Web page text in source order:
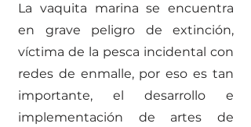
La vaquita marina se encuentra
en grave peligro de extinción,
víctima de la pesca incidental con
redes de enmalle, por eso es tan
importante, el desarrollo e
implementación de artes de